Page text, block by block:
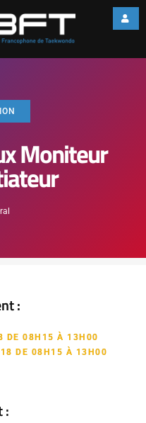
Moniteur
:
DE 08H15 À 13H00
DE 08H15 À 13H00
: